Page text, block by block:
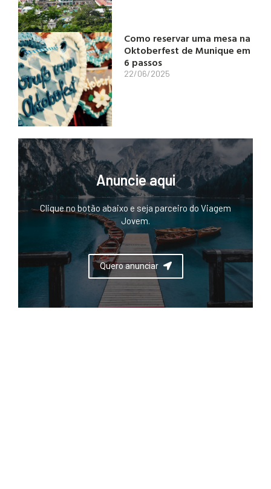
Como reservar uma mesa na
Oktoberfest de Munique em
6 passos
22/06/2025
Anuncie aqui
Clique no botão abaixo e seja parceiro do Viagem
Jovem.
Quero anunciar